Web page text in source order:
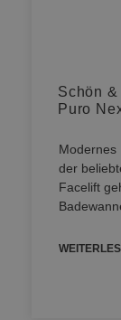
Schön
Puro
Modernes
der
Facelift